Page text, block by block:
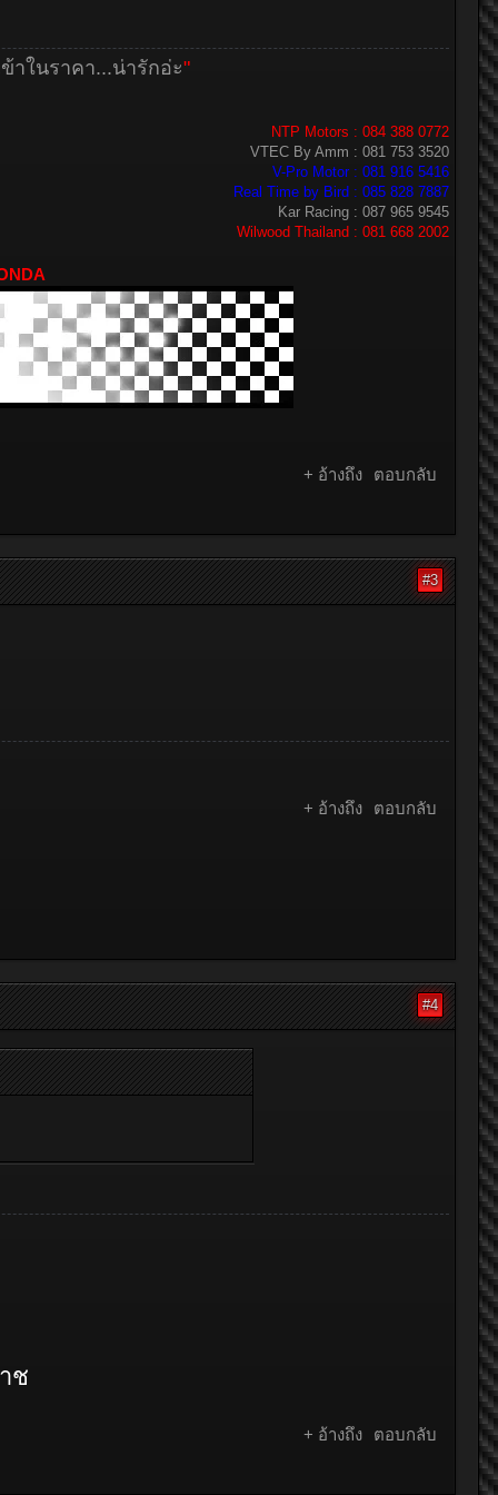
ในราคา...น่ารักอ่ะ"
NTP Motors : 084 388 0772
VTEC By Amm : 081 753 3520
V-Pro Motor : 081 916 5416
Real Time by Bird : 085 828 7887
Kar Racing : 087 965 9545
Wilwood Thailand : 081 668 2002
+ อ้างถึง ตอบกลับ
#3
+ อ้างถึง ตอบกลับ
#4
ช
+ อ้างถึง ตอบกลับ